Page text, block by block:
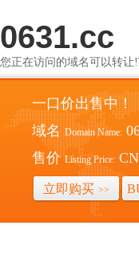
0631.cc
您正在访问的域名可以转让
一口价出售中！
域名 Domain Name:
售价 Listing Price:
立即购买 >>